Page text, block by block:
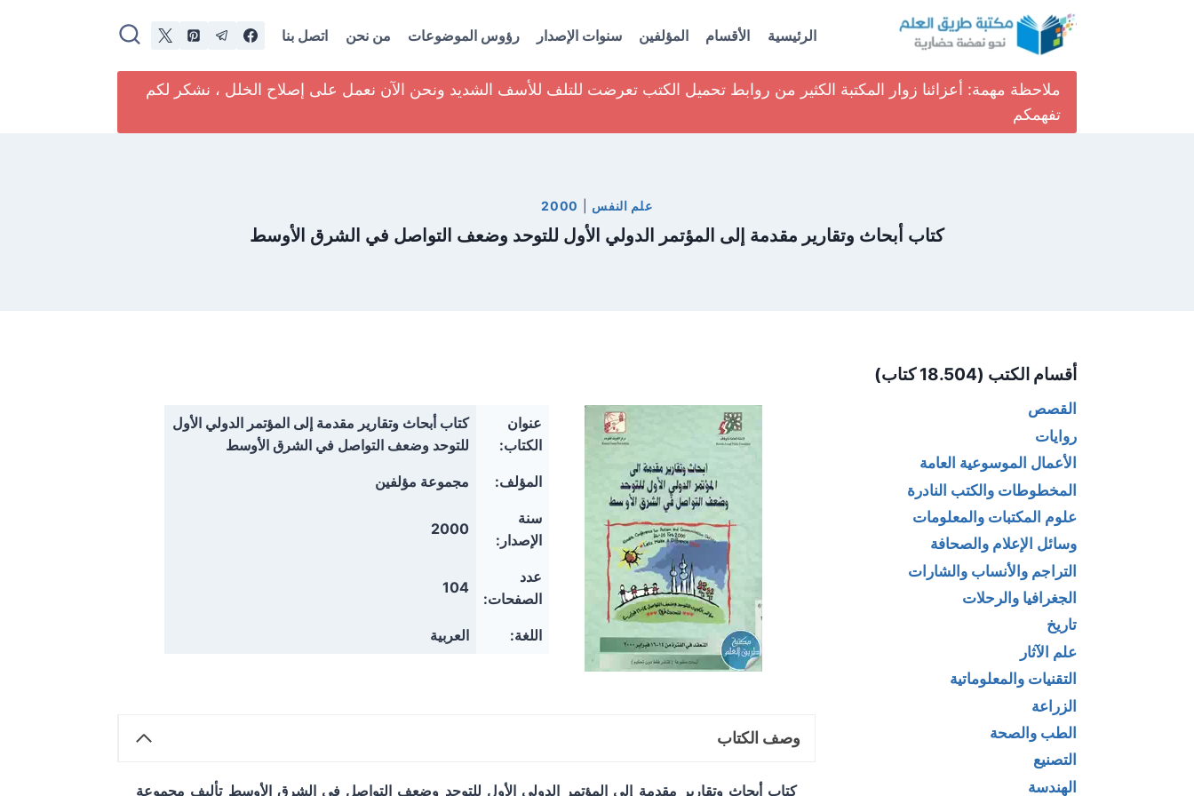
الرئيسية الأقسام المؤلفين سنوات الإصدار رؤوس الموضوعات من نحن اتصل بنا
ملاحظة مهمة: أعزائنا زوار المكتبة الكثير من روابط تحميل الكتب تعرضت للتلف للأسف الشديد ونحن الآن نعمل على إصلاح الخلل ، نشكر لكم
تفهمكم
علم النفس 2000
كتاب أبحاث وتقارير مقدمة إلى المؤتمر الدولي الأول للتوحد وضعف التواصل في الشرق الأوسط
عنوان
الكتاب:
كتاب أبحاث وتقارير مقدمة إلى المؤتمر الدولي الأول
للتوحد وضعف التواصل في الشرق الأوسط
المؤلف: مجموعة مؤلفين
سنة
الإصدار:
2000
عدد
الصفحات:
104
اللغة: العربية
وصف الكتاب
كتاب أبحاث وتقارير مقدمة إلى المؤتمر الدولي الأول للتوحد وضعف التواصل في الشرق الأوسط تأليف مجموعة
أقسام الكتب (18.504 كتاب)
القصص
روايات
الأعمال الموسوعية العامة
المخطوطات والكتب النادرة
علوم المكتبات والمعلومات
وسائل الإعلام والصحافة
التراجم والأنساب والشارات
الجغرافيا والرحلات
تاريخ
علم الآثار
التقنيات والمعلوماتية
الزراعة
الطب والصحة
التصنيع
الهندسة